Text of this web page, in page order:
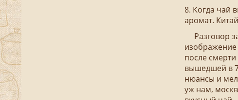
8. Когда чай
аромат.
Разговор
после
вышедшей в
нюансы и
уж нам,